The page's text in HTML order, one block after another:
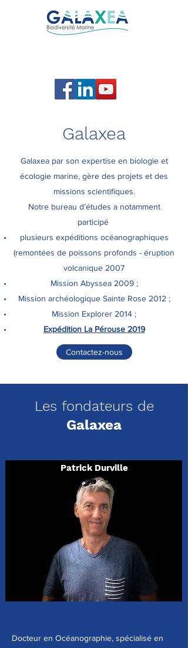
Galaxea
Galaxea par son expertise en biologie et
écologie marine, gère des projets et des
missions scientifiques.
Notre bureau d’études a notamment
participé
plusieurs expéditions océanographiques
(remontées de poissons profonds - éruption
volcanique 2007
Mission Abyssea 2009 ;
Mission archéologique Sainte Rose 2012 ;
Mission Explorer 2014 ;
Expédition La Pérouse 2019
Contactez-nous
Les fondateurs de
Galaxea
Patrick Durville
Docteur en Océanographie, spécialisé en